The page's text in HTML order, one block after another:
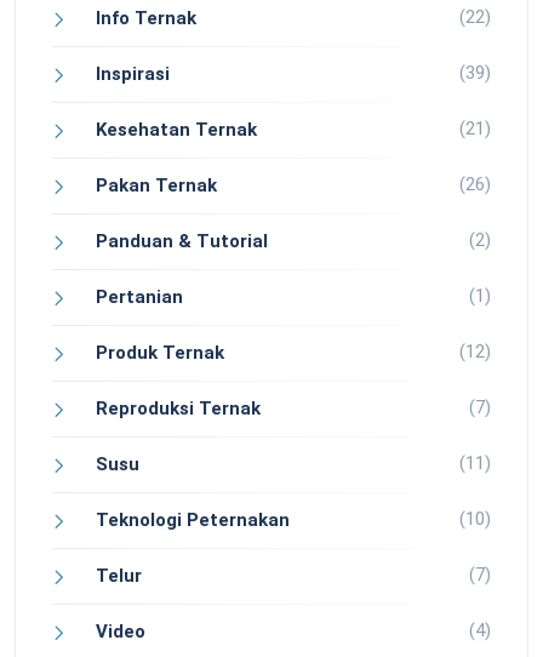
Info Ternak (22)
Inspirasi (39)
Kesehatan Ternak (21)
Pakan Ternak (26)
Panduan & Tutorial (2)
Pertanian (1)
Produk Ternak (12)
Reproduksi Ternak (7)
Susu (11)
Teknologi Peternakan (10)
Telur (7)
Video (4)